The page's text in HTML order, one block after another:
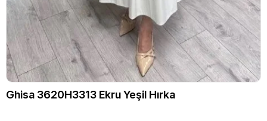
Ghisa 3620H3313 Ekru Yeşil Hırka